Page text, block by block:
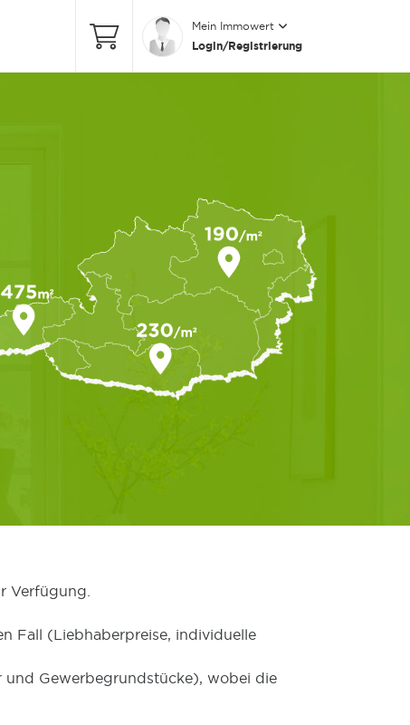
Mein Immowert
Login/Registrierung
Verfügung.
Fall (Liebhaberpreise, individuelle
Gewerbegrundstücke), wobei die